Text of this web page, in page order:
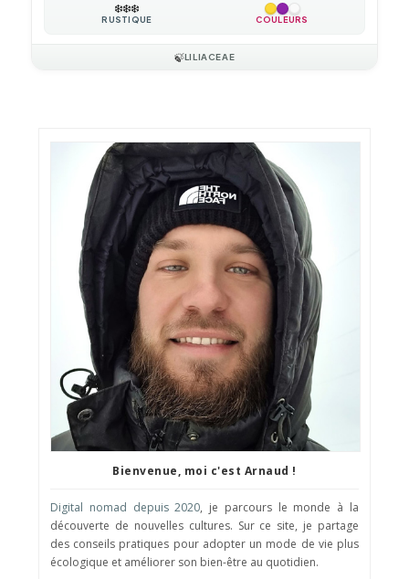
❄️❄️❄️
RUSTIQUE COULEURS
🍃LILIACEAE
Bienvenue, moi c'est Arnaud !
Digital nomad depuis 2020, je parcours le monde à la
découverte de nouvelles cultures. Sur ce site, je partage
des conseils pratiques pour adopter un mode de vie plus
écologique et améliorer son bien-être au quotidien.